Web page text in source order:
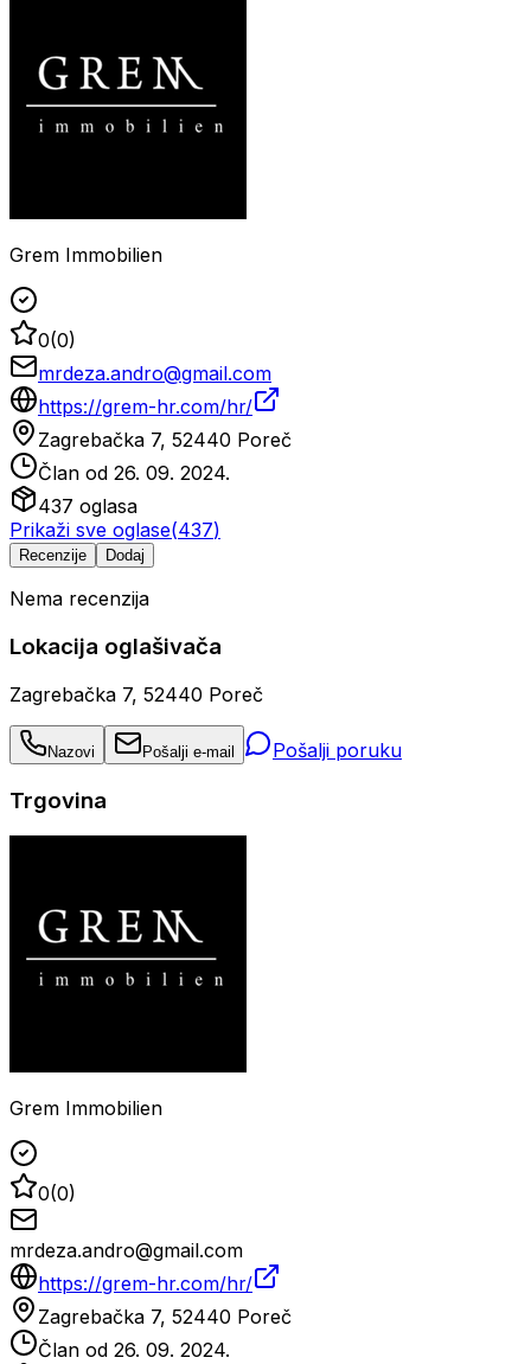
Grem Immobilien
0(0)
mrdeza.andro@gmail.com
https://grem-hr.com/hr/
Zagrebačka 7, 52440 Poreč
Član od 26. 09. 2024.
437 oglasa
Prikaži sve oglase(437)
Recenzije Dodaj
Nema recenzija
Lokacija oglašivača
Zagrebačka 7, 52440 Poreč
Nazovi Pošalji e-mail Pošalji poruku
Trgovina
Grem Immobilien
0(0)
mrdeza.andro@gmail.com
https://grem-hr.com/hr/
Zagrebačka 7, 52440 Poreč
Član od 26. 09. 2024.